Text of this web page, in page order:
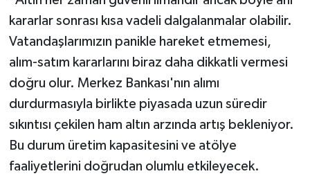
kararlar sonrası kısa vadeli dalgalanmalar olabilir.
Vatandaşlarımızın panikle hareket etmemesi,
alım-satım kararlarını biraz daha dikkatli vermesi
doğru olur. Merkez Bankası'nın alımı
durdurmasıyla birlikte piyasada uzun süredir
sıkıntısı çekilen ham altın arzında artış bekleniyor.
Bu durum üretim kapasitesini ve atölye
faaliyetlerini doğrudan olumlu etkileyecek.